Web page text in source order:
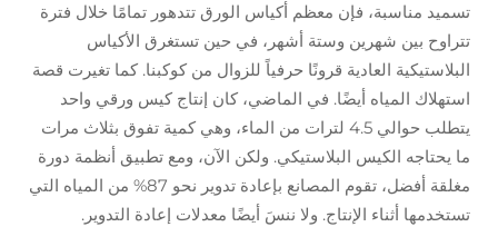
تسميد مناسبة، فإن معظم أكياس الورق تتدهور تمامًا خلال فترة
تتراوح بين شهرين وستة أشهر، في حين تستغرق الأكياس
البلاستيكية العادية قرونًا حرفياً للزوال من كوكبنا. كما تغيرت قصة
استهلاك المياه أيضًا. في الماضي، كان إنتاج كيس ورقي واحد
يتطلب حوالي 4.5 لترات من الماء، وهي كمية تفوق بثلاث مرات
ما يحتاجه الكيس البلاستيكي. ولكن الآن، ومع تطبيق أنظمة دورة
مغلقة أفضل، تقوم المصانع بإعادة تدوير نحو 87% من المياه التي
تستخدمها أثناء الإنتاج. ولا ننسَ أيضًا معدلات إعادة التدوير.